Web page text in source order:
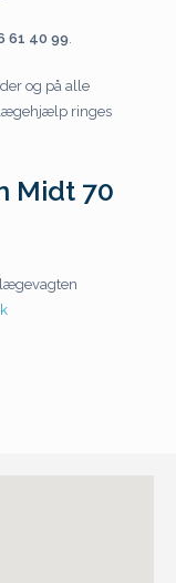
61 40 99
og på alle
ringes
Midt 70